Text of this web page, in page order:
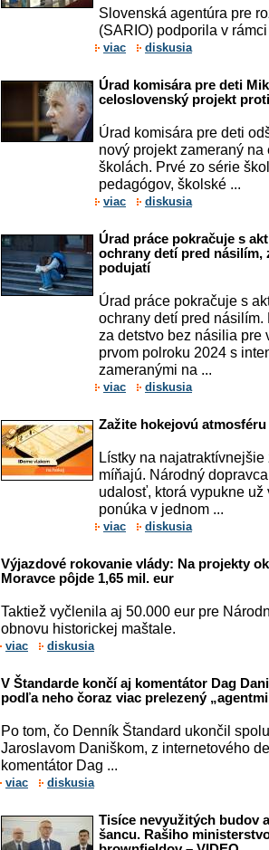
Slovenská agentúra pre
(SARIO) podporila v
viac diskusia
Úrad komisára pre deti
celoslovenský projekt
Úrad komisára pre deti
nový projekt zameraný
školách. Prvé zo série
pedagógov, školské ...
viac diskusia
Úrad práce pokračuje s
ochrany detí pred násilím,
podujatí
Úrad práce pokračuje s
ochrany detí pred
za detstvo bez násilia pre
prvom polroku 2024 s
zameranými na ...
viac diskusia
Zažite hokejovú
Lístky na
míňajú. Národný
udalosť, ktorá vypukne
ponúka v jednom ...
viac diskusia
Výjazdové rokovanie vlády: Na projekty
Moravce pôjde 1,65 mil. eur
Taktiež vyčlenila aj 50.000 eur pre
obnovu historickej maštale.
viac diskusia
V Štandarde končí aj komentátor Dag
podľa neho čoraz viac prelezený
Po tom, čo Denník Štandard ukončil
Jaroslavom Daniškom, z internetového
komentátor Dag ...
viac diskusia
Tisíce nevyužitých budov
šancu. Rašiho